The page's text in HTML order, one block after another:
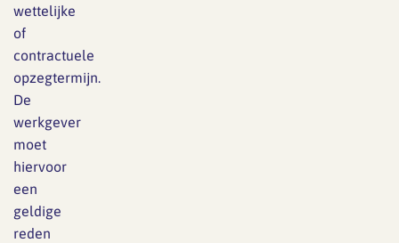
wettelijke
of
contractuele
opzegtermijn.
De
werkgever
moet
hiervoor
een
geldige
reden